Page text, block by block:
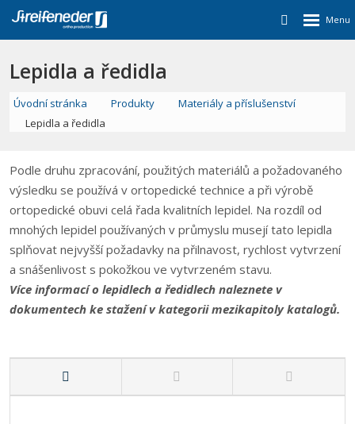
Lepidla a ředidla
Úvodní stránka Produkty
Materiály a příslušenství
Lepidla a ředidla
Podle druhu zpracování, použitých materiálů a požadovaného
výsledku se používá v ortopedické technice a při výrobě
ortopedické obuvi celá řada kvalitních lepidel. Na rozdíl od
mnohých lepidel používaných v průmyslu musejí tato lepidla
splňovat nejvyšší požadavky na přilnavost, rychlost vytvrzení
a snášenlivost s pokožkou ve vytvrzeném stavu.
Více informací o lepidlech a ředidlech naleznete v
dokumentech ke stažení v kategorii mezikapitoly katalogů.